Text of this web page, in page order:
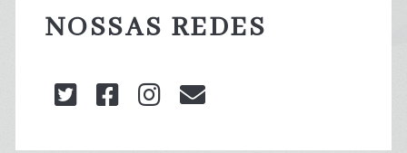
NOSSAS REDES
twitterfacebookinstagram